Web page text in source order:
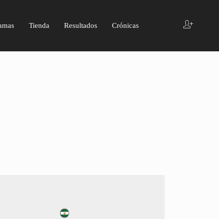
Tienda Resultados Crónicas